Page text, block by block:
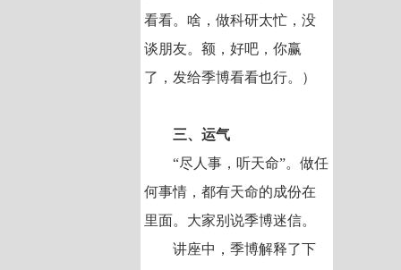
看看。啥，做科研太忙，没
谈朋友。额，好吧，你赢
了，发给季博看看也行。）
三、运气
“尽人事，听天命”。做任
何事情，都有天命的成份在
里面。大家别说季博迷信。
讲座中，季博解释了下